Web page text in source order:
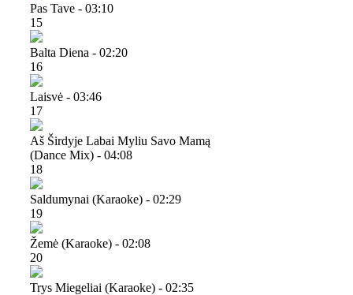
Pas Tave - 03:10
15
Balta Diena - 02:20
16
Laisvė - 03:46
17
Aš Širdyje Labai Myliu Savo Mamą
(dance Mix) - 04:08
18
Saldumynai (karaoke) - 02:29
19
Žemė (karaoke) - 02:08
20
Trys Miegeliai (karaoke) - 02:35